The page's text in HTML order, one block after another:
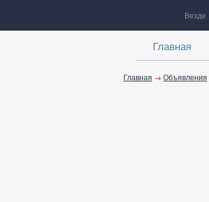
Везде
Главная
Главная → Объявления